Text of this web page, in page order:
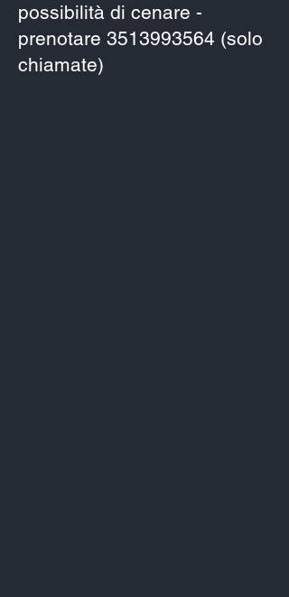
​possibilità di cenare -
prenotare 3513993564 (solo
chiamate)